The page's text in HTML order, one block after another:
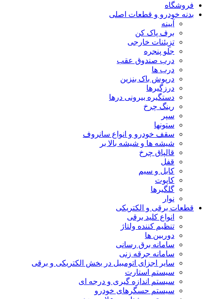
فروشگاه
بدنه خودرو و قطعات اصلی
آیینه
برف پاک کن
تزِیئنات خارجی
جلو پنجره
درب صندوق عقب
درب ها
درپوش باک بنزین
درزگیرها
دستگیره بیرونی درها
رینگ چرخ
سپر
ستونها
سقف خودرو و انواع سانروف
شیشه ها و شیشه بالا بر
قالپاق چرخ
قفل
کابل و سیم
کاپوت
گلگیرها
نوار
قطعات برقی و الکتریکی
انواع کلید برقی
تنظیم کننده ولتاژ
دوربین ها
سامانه برق رسانی
سامانه جرقه زنی
سایر اجزای اتومبیل در بخش الکتریکی و برقی
سیستم استارت
سیستم اندازه گیری و درجه ای
سیستم حسگرهای خودرو